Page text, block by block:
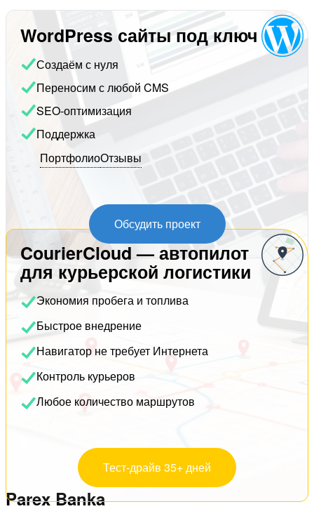
WordPress сайты под ключ
Создаём с нуля
Переносим с любой CMS
SEO-оптимизация
Поддержка
ПортфолиоОтзывы
Обсудить проект
CourierCloud — автопилот
для курьерской логистики
Экономия пробега и топлива
Быстрое внедрение
Навигатор не требует Интернета
Контроль курьеров
Любое количество маршрутов
Тест-драйв 35+ дней
Parex Banka